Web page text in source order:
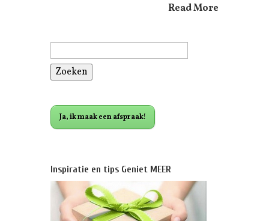
Read More
Zoeken
Ja, ik maak een afspraak!
Inspiratie en tips Geniet MEER